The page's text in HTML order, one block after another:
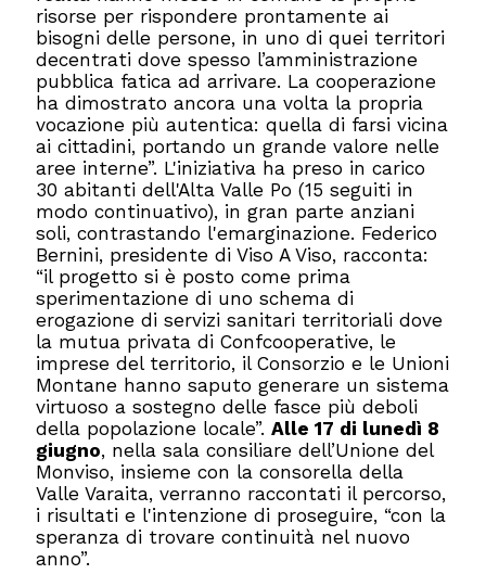
risorse per rispondere prontamente ai
bisogni delle persone, in uno di quei territori
decentrati dove spesso l’amministrazione
pubblica fatica ad arrivare. La cooperazione
ha dimostrato ancora una volta la propria
vocazione più autentica: quella di farsi vicina
ai cittadini, portando un grande valore nelle
aree interne”. L'iniziativa ha preso in carico
30 abitanti dell'Alta Valle Po (15 seguiti in
modo continuativo), in gran parte anziani
soli, contrastando l'emarginazione. Federico
Bernini, presidente di Viso A Viso, racconta:
“il progetto si è posto come prima
sperimentazione di uno schema di
erogazione di servizi sanitari territoriali dove
la mutua privata di Confcooperative, le
imprese del territorio, il Consorzio e le Unioni
Montane hanno saputo generare un sistema
virtuoso a sostegno delle fasce più deboli
della popolazione locale”.Alle 17 di lunedì 8
giugno, nella sala consiliare dell’Unione del
Monviso, insieme con la consorella della
Valle Varaita, verranno raccontati il percorso,
i risultati e l'intenzione di proseguire, “con la
speranza di trovare continuità nel nuovo
anno”.